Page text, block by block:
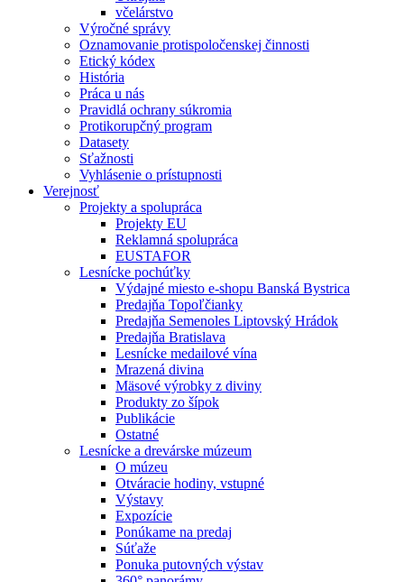
včelárstvo
Výročné správy
Oznamovanie protispoločenskej činnosti
Etický kódex
História
Práca u nás
Pravidlá ochrany súkromia
Protikorupčný program
Datasety
Sťažnosti
Vyhlásenie o prístupnosti
Verejnosť
Projekty a spolupráca
Projekty EU
Reklamná spolupráca
EUSTAFOR
Lesnícke pochúťky
Výdajné miesto e-shopu Banská Bystrica
Predajňa Topoľčianky
Predajňa Semenoles Liptovský Hrádok
Predajňa Bratislava
Lesnícke medailové vína
Mrazená divina
Mäsové výrobky z diviny
Produkty zo šípok
Publikácie
Ostatné
Lesnícke a drevárske múzeum
O múzeu
Otváracie hodiny, vstupné
Výstavy
Expozície
Ponúkame na predaj
Súťaže
Ponuka putovných výstav